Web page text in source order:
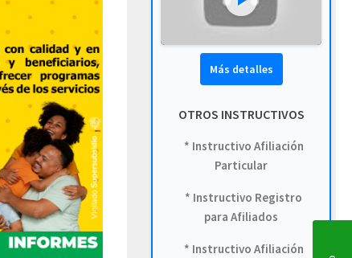
Más detalles
OTROS INSTRUCTIVOS
* Instructivo Afiliación
Particular
* Instructivo Registro
para Afiliados
* Instructivo Afiliación